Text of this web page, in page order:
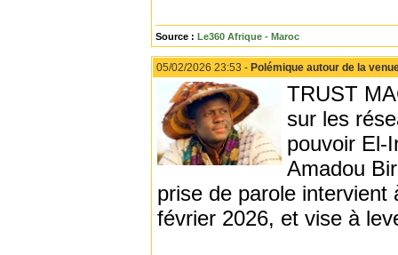
Source : Le360 Afrique - Maroc
05/02/2026 23:53 - Polémique autour de la
TRUST
sur les
pouvoir El-
Amadou
prise de parole intervient
février 2026, et vise à